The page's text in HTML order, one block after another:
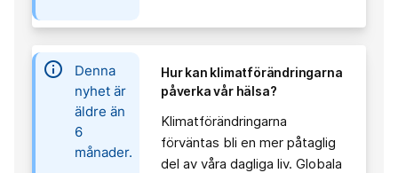
information
Denna
nyhet är
äldre än
6
månader.
Hur kan klimatförändringarna
påverka vår hälsa?
Klimatförändringarna
förväntas bli en mer påtaglig
del av våra dagliga liv. Globala